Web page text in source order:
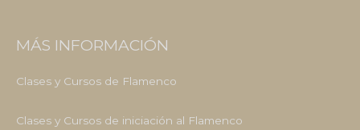
MÁS INFORMACIÓN
Clases y Cursos de Flamenco
Clases y Cursos de iniciación al Flamenco